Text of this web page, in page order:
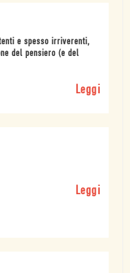
e spesso irriverenti,
del pensiero (e del
Leggi
Leggi